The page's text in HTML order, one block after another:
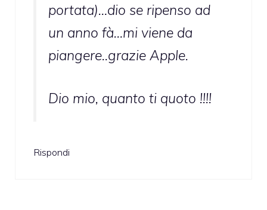
portata)…dio se ripenso ad
un anno fà…mi viene da
piangere..grazie Apple.
Dio mio, quanto ti quoto !!!!
Rispondi